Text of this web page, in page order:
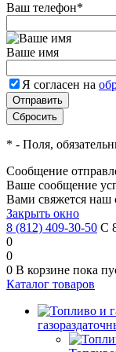
Ваш телефон*
Ваше имя
Я согласен на
* - Поля,
Сообщение
Ваше сообщение
Вами свяжется наш
Закрыть окно
8 (812) 409-30-50 С
0
0
0 В корзине пока
Каталог товаров